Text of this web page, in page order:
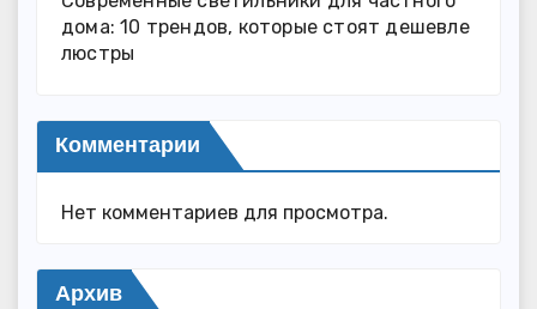
дома: 10 трендов, которые стоят дешевле
люстры
Комментарии
Нет комментариев для просмотра.
Архив